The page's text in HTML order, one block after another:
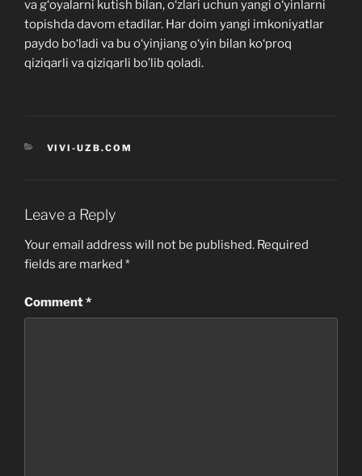
va g‘oyalarni kutish bilan, o‘zlari uchun yangi o‘yinlarni
topishda davom etadilar. Har doim yangi imkoniyatlar
paydo bo‘ladi va bu o‘yinjiang o‘yin bilan ko‘proq
qiziqarli va qiziqarli bo’lib qoladi.
CATEGORIES
VIVI-UZB.COM
Leave a Reply
Your email address will not be published. Required
fields are marked *
Comment*